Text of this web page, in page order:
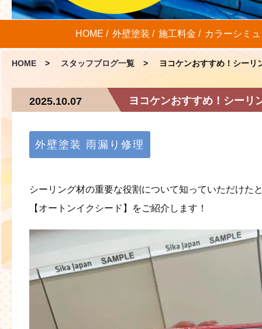
HOME 外壁塗装 施工料金 カラーシミ
HOME スタッフブログ一覧 ヨコケンおすすめ！シーリ
ヨコケンおすすめ！シーリ
2025.10.07
外壁塗装 雨漏り修理
シーリング材の重要な役割について知っていただけた
【オートンイクシード】をご紹介します！